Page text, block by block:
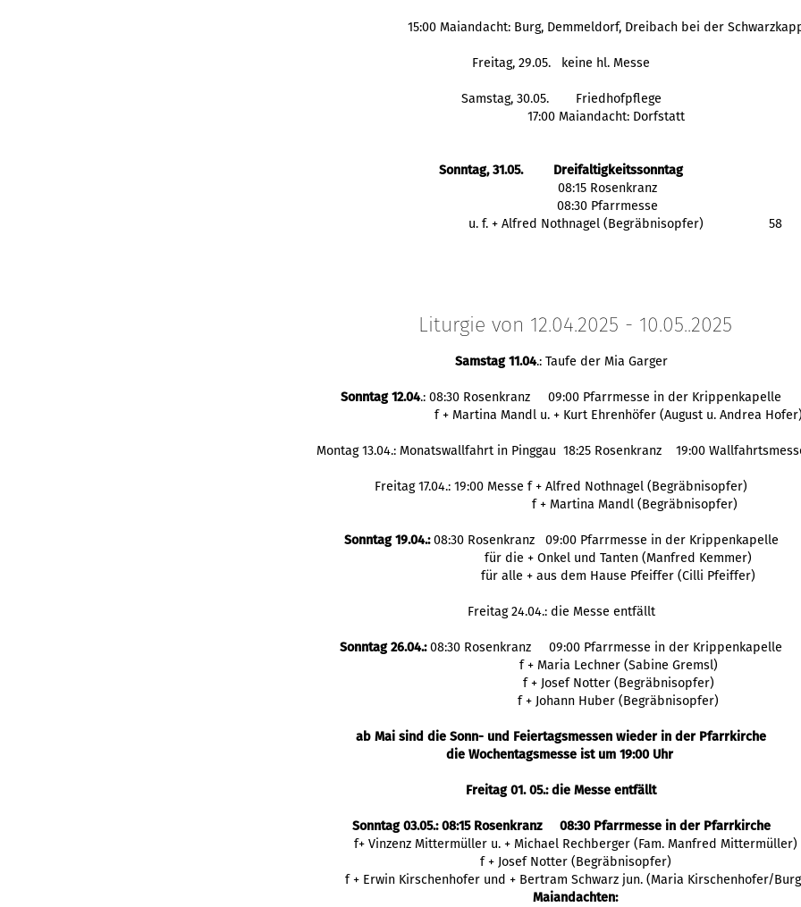
15:00 Maiandacht: Burg, Demmeldorf, Dreibach bei der
Freitag, 29.05. keine hl. Messe
Samstag, 30.05.
Friedhofpflege
17:00 Maiandacht: Dorfstatt
Sonntag, 31.05.
Dreifaltigkeitssonntag
  08:15 Rosenkranz
  08:30 Pfarrmesse
            u. f. + Alfred Nothnagel (Begräbnisopfer)
58
Liturgie von 12.04.2025 - 10.05..2025
Samstag 11.04.: Taufe der Mia Garger
Sonntag 12.04.: 08:30 Rosenkranz 09:00 Pfarrmesse in der Krippenkapelle
f + Martina Mandl u. + Kurt Ehrenhöfer (August u. Andrea
Montag 13.04.: Monatswallfahrt in Pinggau 18:25 Rosenkranz 19:00
Freitag 17.04.: 19:00 Messe f + Alfred Nothnagel (Begräbnisopfer)
f + Martina Mandl (Begräbnisopfer)
Sonntag 19.04.:08:30 Rosenkranz 09:00 Pfarrmesse in der Krippenkapelle
für die + Onkel und Tanten (Manfred Kemmer)
für alle + aus dem Hause Pfeiffer (Cilli Pfeiffer)
Freitag 24.04.: die Messe entfällt
Sonntag 26.04.:08:30 Rosenkranz 09:00 Pfarrmesse in der Krippenkapelle
f + Maria Lechner (Sabine Gremsl)
f + Josef Notter (Begräbnisopfer)
f + Johann Huber (Begräbnisopfer)
ab Mai sind die Sonn- und Feiertagsmessen wieder in der Pfarrkirche
die Wochentagsmesse ist um 19:00 Uhr
Freitag 01. 05.: die Messe entfällt
Sonntag 03.05.: 08:15 Rosenkranz 08:30 Pfarrmesse in der Pfarrkirche
f+ Vinzenz Mittermüller u. + Michael Rechberger (Fam. Manfred Mittermüller)
f + Josef Notter (Begräbnisopfer)
f + Erwin Kirschenhofer und + Bertram Schwarz jun. (Maria Kirschenhofer/
Maiandachten: